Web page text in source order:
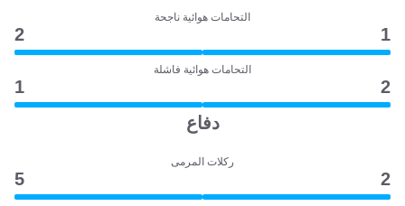
التحامات هوائية ناجحة
1
2
التحامات هوائية فاشلة
2
1
دفاع
ركلات المرمى
2
5